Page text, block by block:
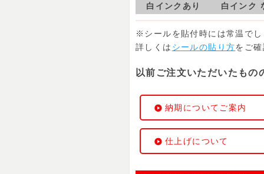
白インクあり 白インク
※シールを貼付時には常温で
詳しくは シールの貼り方をご
以前ご注文いただいたも
納期についてご案内
仕上げについて